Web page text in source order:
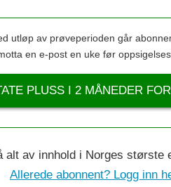
utløp av prøveperioden går
en e-post en uke før
PLUSS I 2 MÅNEDER
alt av innhold i Norges største
Allerede abonnent? Logg inn